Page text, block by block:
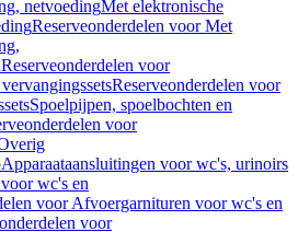
netvoedingMet elektronische
Reserveonderdelen voor Met
Reserveonderdelen voor
Reserveonderdelen voor
Spoelpijpen, spoelbochten en
voor
Apparaataansluitingen voor wc's, urinoirs
wc's en
voor Afvoergarnituren voor wc's en
voor